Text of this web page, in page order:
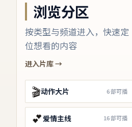
浏览分区
按类型与频道进入，快速定
位想看的内容
进入片库 →
🎬动作大片 6部可播
💕爱情主线 16部可播